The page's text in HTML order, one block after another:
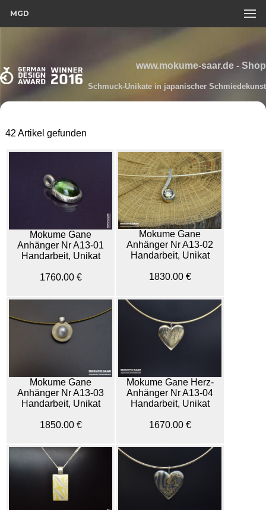
MGD
www.mokume-saar.de - Shop
Schmuck-Unikate in japanischer Schmiedekunst
42 Artikel gefunden
Mokume Gane
Anhänger Nr A13-01
Handarbeit, Unikat
1760.00 €
Mokume Gane
Anhänger Nr A13-02
Handarbeit, Unikat
1830.00 €
Mokume Gane
Anhänger Nr A13-03
Handarbeit, Unikat
1850.00 €
Mokume Gane Herz-
Anhänger Nr A13-04
Handarbeit, Unikat
1670.00 €